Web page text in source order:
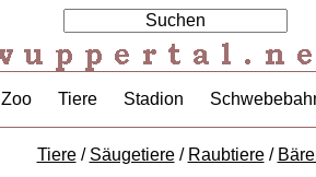
Zoo Tiere Stadion
Tiere/ Säugetiere/ Raubtiere/